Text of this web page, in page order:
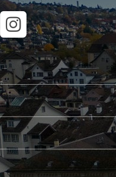
Zürich